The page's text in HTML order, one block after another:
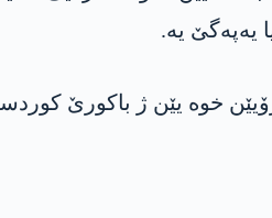
یەپەگێ یە.
خوە یێن ژ باکورێ